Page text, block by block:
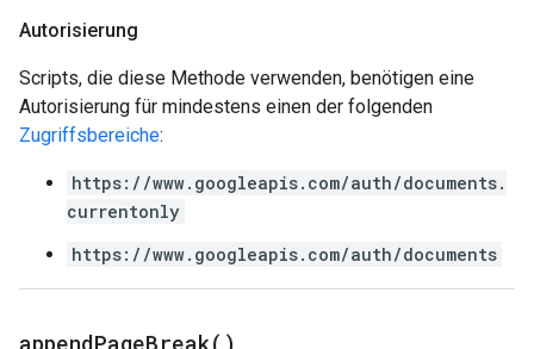
Autorisierung
Scripts, die diese Methode verwenden, benötigen eine
Autorisierung für mindestens einen der folgenden
Zugriffsbereiche:
https://www.googleapis.com/auth/documents.
currentonly
https://www.googleapis.com/auth/documents
appendPageBreak( )